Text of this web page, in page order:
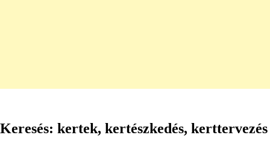
Keresés: kertek, kertészkedés, kerttervezés